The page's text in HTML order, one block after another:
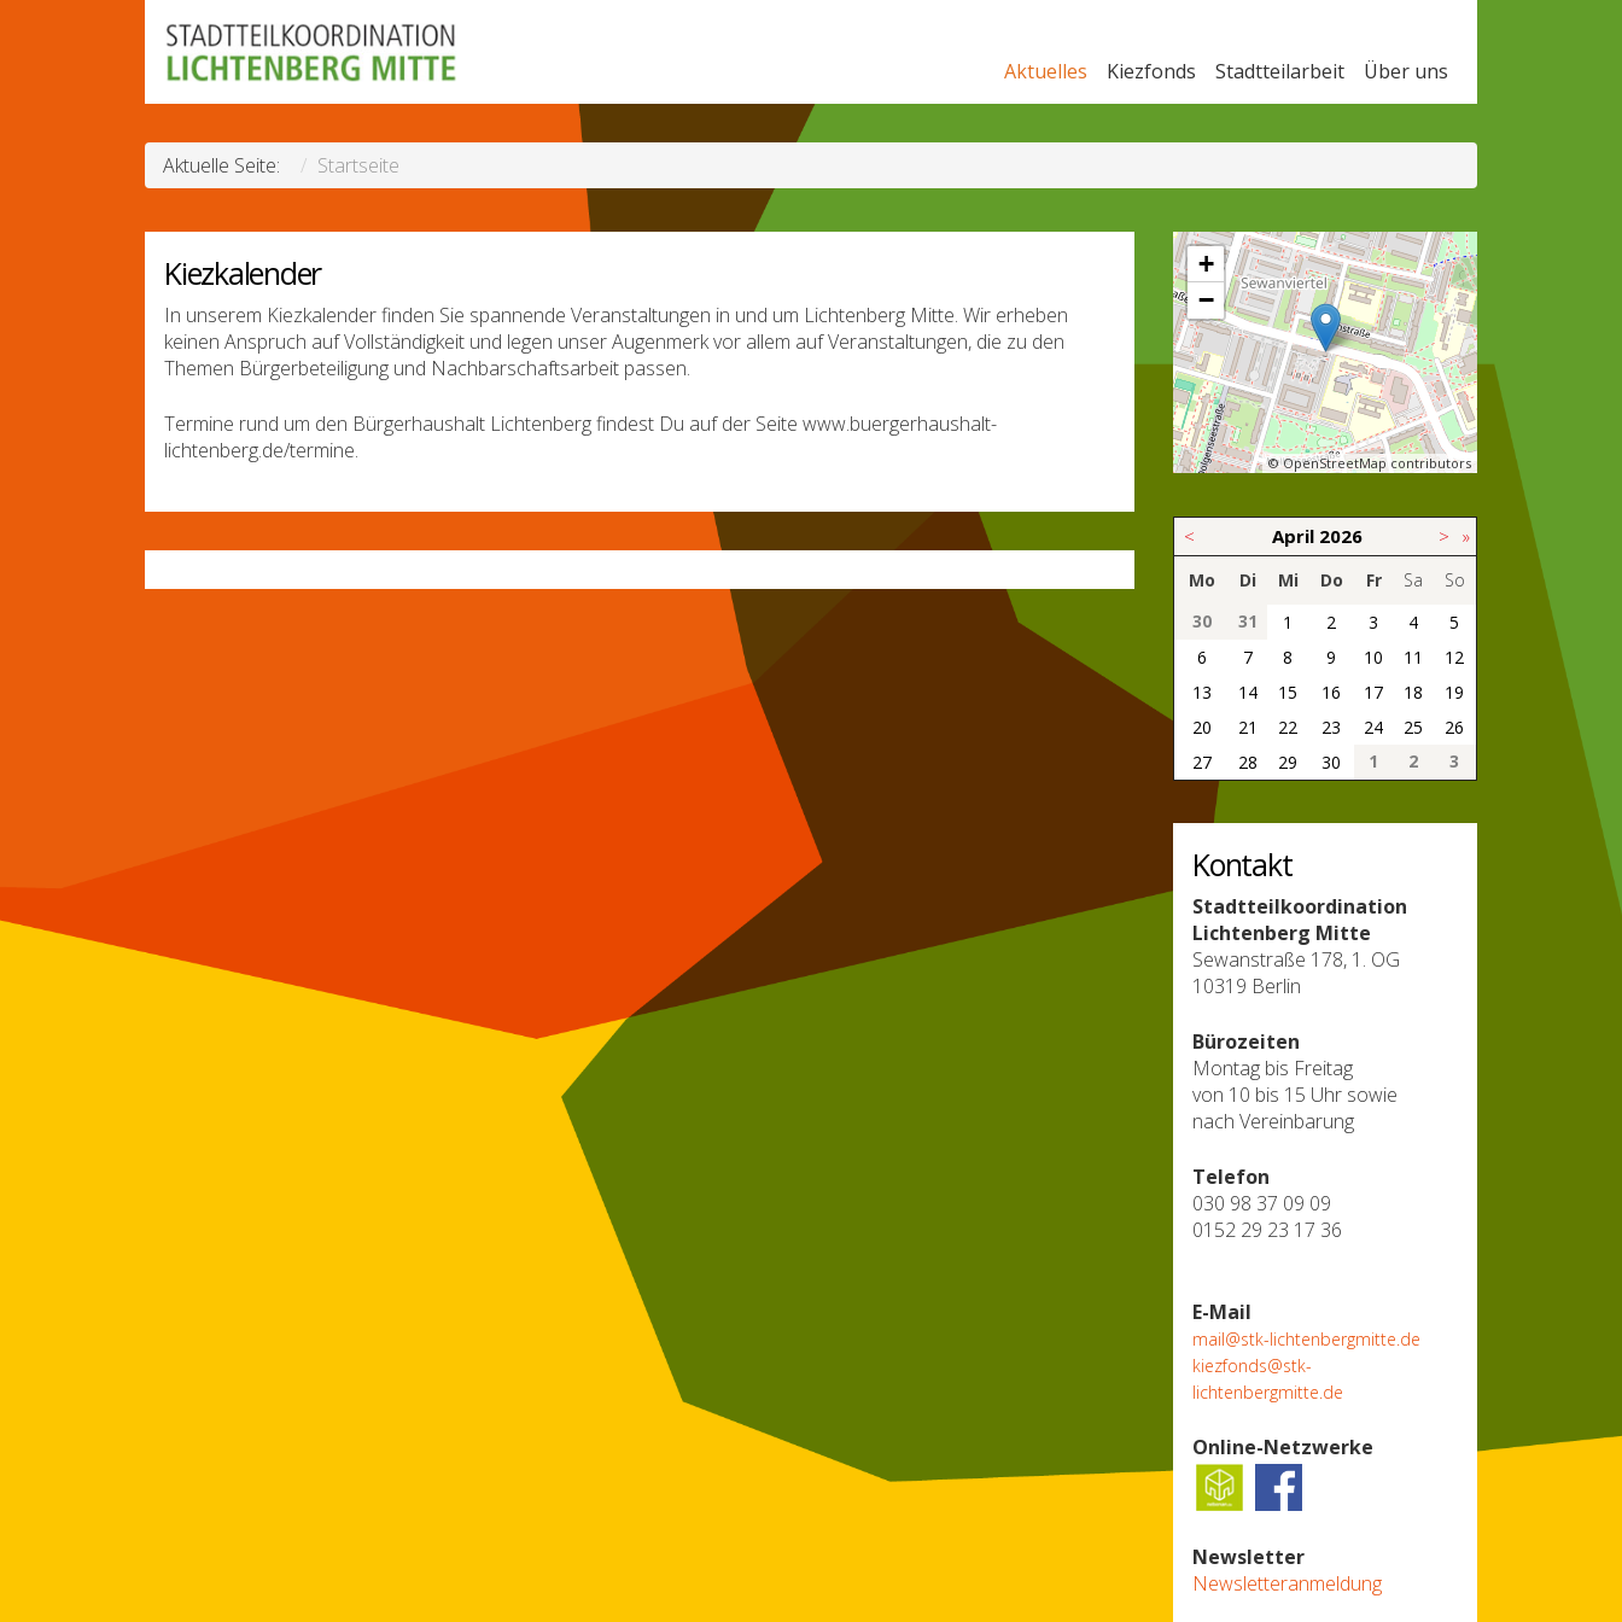
Aktuelles Kiezfonds Stadtteilarbeit Über uns
Aktuelle Seite: Startseite
Kiezkalender
In unserem Kiezkalender finden Sie spannende Veranstaltungen in und um Lichtenberg Mitte. Wir erheben
keinen Anspruch auf Vollständigkeit und legen unser Augenmerk vor allem auf Veranstaltungen, die zu den
Themen Bürgerbeteiligung und Nachbarschaftsarbeit passen.
Termine rund um den Bürgerhaushalt Lichtenberg findest Du auf der Seite www.buergerhaushalt-
lichtenberg.de/termine.
+
−
© OpenStreetMap contributors
< April 2026 > »
Mo Di Mi Do Fr Sa
So
30
31 1 2 3 4
5
6
7 8 9 10 11
12
13
14 15 16 17 18
19
20
21 22 23 24 25
26
27
28 29 30 1 2 3
Kontakt
Stadtteilkoordination
Lichtenberg Mitte
Sewanstraße 178, 1. OG
10319 Berlin
Bürozeiten
Montag bis Freitag
von 10 bis 15 Uhr sowie
nach Vereinbarung
Telefon
030 98 37 09 09
0152 29 23 17 36
E-Mail
mail@stk-lichtenbergmitte.de
kiezfonds@stk-
lichtenbergmitte.de
Online-Netzwerke
Newsletter
Newsletteranmeldung